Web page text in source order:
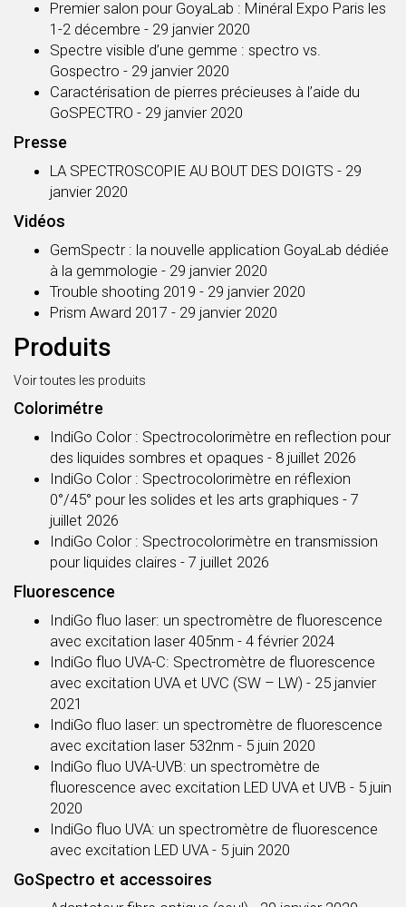
Premier salon pour GoyaLab : Minéral Expo Paris les
1-2 décembre - 29 janvier 2020
Spectre visible d’une gemme : spectro vs.
Gospectro - 29 janvier 2020
Caractérisation de pierres précieuses à l’aide du
GoSPECTRO - 29 janvier 2020
Presse
LA SPECTROSCOPIE AU BOUT DES DOIGTS - 29
janvier 2020
Vidéos
GemSpectr : la nouvelle application GoyaLab dédiée
à la gemmologie - 29 janvier 2020
Trouble shooting 2019 - 29 janvier 2020
Prism Award 2017 - 29 janvier 2020
Produits
Voir toutes les produits
Colorimétre
IndiGo Color : Spectrocolorimètre en reflection pour
des liquides sombres et opaques - 8 juillet 2026
IndiGo Color : Spectrocolorimètre en réflexion
0°/45° pour les solides et les arts graphiques - 7
juillet 2026
IndiGo Color : Spectrocolorimètre en transmission
pour liquides claires - 7 juillet 2026
Fluorescence
IndiGo fluo laser: un spectromètre de fluorescence
avec excitation laser 405nm - 4 février 2024
IndiGo fluo UVA-C: Spectromètre de fluorescence
avec excitation UVA et UVC (SW – LW) - 25 janvier
2021
IndiGo fluo laser: un spectromètre de fluorescence
avec excitation laser 532nm - 5 juin 2020
IndiGo fluo UVA-UVB: un spectromètre de
fluorescence avec excitation LED UVA et UVB - 5 juin
2020
IndiGo fluo UVA: un spectromètre de fluorescence
avec excitation LED UVA - 5 juin 2020
GoSpectro et accessoires